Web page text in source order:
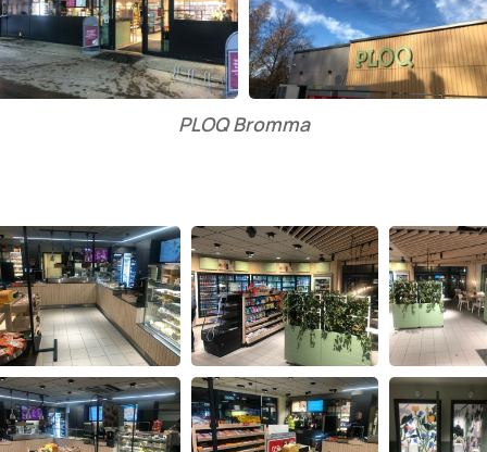
PLOQ Bromma